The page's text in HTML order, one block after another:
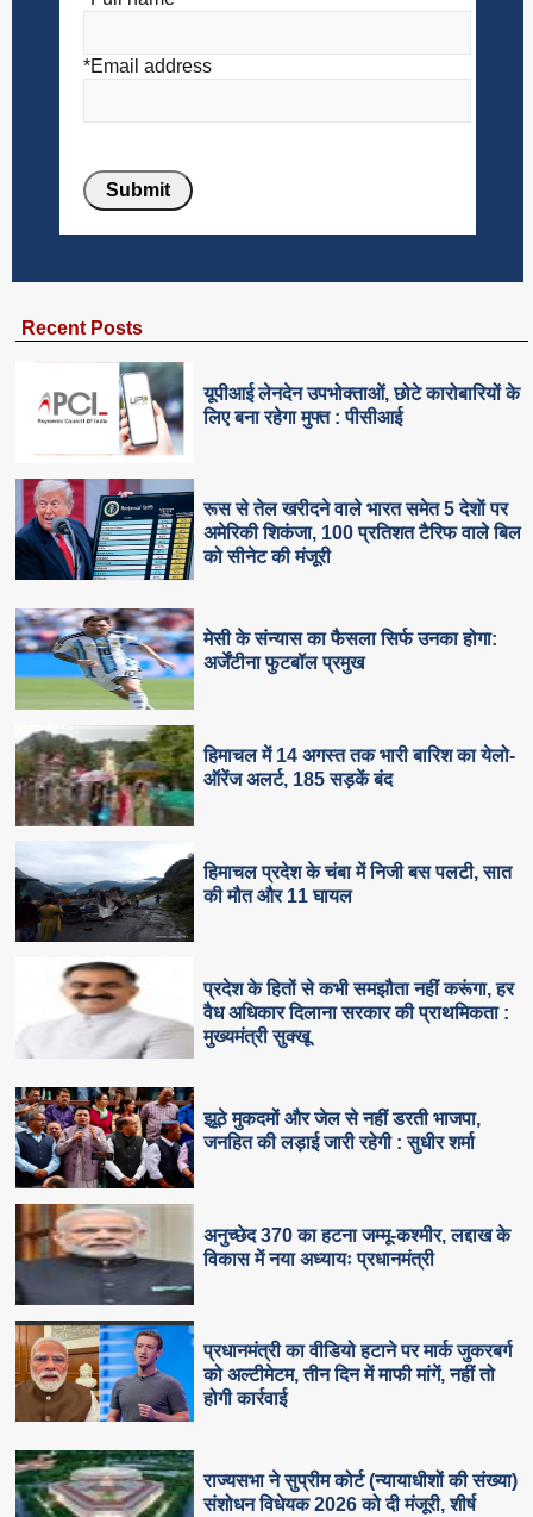
*Email address
Recent Posts
यूपीआई लेनदेन उपभोक्ताओं, छोटे कारोबारियों के
लिए बना रहेगा मुफ्त : पीसीआई
रूस से तेल खरीदने वाले भारत समेत 5 देशाें पर
अमेरिकी शिकंजा, 100 प्रतिशत टैरिफ वाले बिल
को सीनेट की मंजूरी
मेसी के संन्यास का फैसला सिर्फ उनका होगा:
अर्जेंटीना फुटबॉल प्रमुख
हिमाचल में 14 अगस्त तक भारी बारिश का येलो-
ऑरेंज अलर्ट, 185 सड़कें बंद
हिमाचल प्रदेश के चंबा में निजी बस पलटी, सात
की मौत और 11 घायल
प्रदेश के हितों से कभी समझौता नहीं करूंगा, हर
वैध अधिकार दिलाना सरकार की प्राथमिकता :
मुख्यमंत्री सुक्खू
झूठे मुकदमों और जेल से नहीं डरती भाजपा,
जनहित की लड़ाई जारी रहेगी : सुधीर शर्मा
अनुच्छेद 370 का हटना जम्मू-कश्मीर, लद्दाख के
विकास में नया अध्यायः प्रधानमंत्री
प्रधानमंत्री का वीडियो हटाने पर मार्क जुकरबर्ग
को अल्टीमेटम, तीन दिन में माफी मांगें, नहीं तो
होगी कार्रवाई
राज्यसभा ने सुप्रीम कोर्ट (न्यायाधीशों की संख्या)
संशोधन विधेयक 2026 को दी मंजूरी, शीर्ष